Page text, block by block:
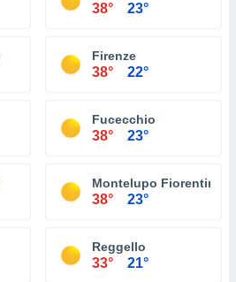
38° 23°
Firenze
38° 22°
Fucecchio
38° 23°
Montelupo Fiorentino
38° 23°
Reggello
33° 21°